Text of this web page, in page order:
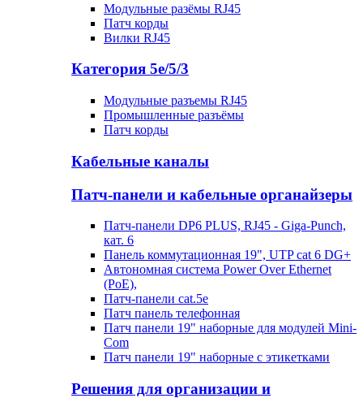
Модульные разёмы RJ45
Патч корды
Вилки RJ45
Категория 5е/5/3
Модульные разъемы RJ45
Промышленные разъёмы
Патч корды
Кабельные каналы
Патч-панели и кабельные органайзеры
Патч-панели DP6 PLUS, RJ45 - Giga-Punch,
кат. 6
Панель коммутационная 19", UTP cat 6 DG+
Автономная система Power Over Ethernet
(PoE),
Патч-панели cat.5e
Патч панель телефонная
Патч панели 19" наборные для модулей Mini-
Com
Патч панели 19" наборные с этикетками
Решения для организации и